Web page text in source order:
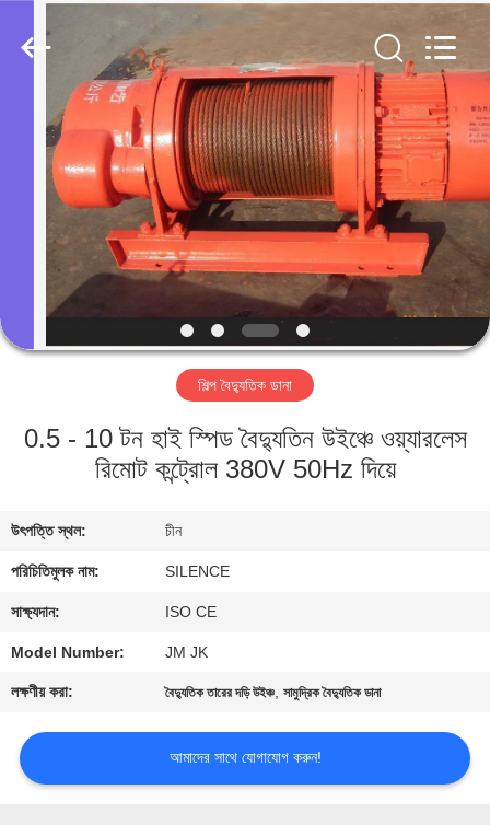
আমাদের
সম্পর্কে
কারখানা
যোগাযোগ
করুন
উদ্ধৃতির
আবেদন
Henan
শিল্প বৈদ্যুতিক ডানা
0.5 - 10 টন হাই স্পিড বৈদ্যুতিন উইঞ্চে ওয়্যারলেস
রিমোট কন্ট্রোল 380V 50Hz দিয়ে
উৎপত্তি স্থল: চীন
পরিচিতিমুলক নাম: SILENCE
সাক্ষ্যদান: ISO CE
Model Number: JM JK
লক্ষণীয় করা: বৈদ্যুতিক তারের দড়ি উইঞ্চ,সামুদ্রিক বৈদ্যুতিক ডানা
আমাদের সাথে যোগাযোগ করুন!